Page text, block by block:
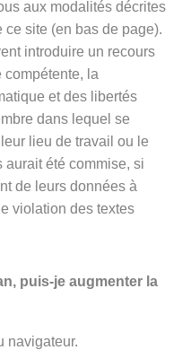
aux modalités décrites
ce site (en bas de page).
introduire un recours
compétente, la
et des libertés
dans lequel se
lieu de travail ou le
aurait été commise, si
de leurs données à
violation des textes
puis-je augmenter la
navigateur.